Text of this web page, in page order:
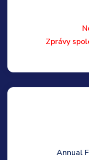
Zprávy
Annual